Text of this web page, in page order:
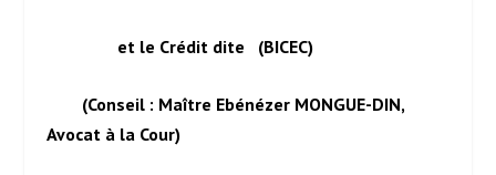
et le Crédit dite (BICEC)
(Conseil : Maître Ebénézer MONGUE-DIN,
Avocat à la Cour)